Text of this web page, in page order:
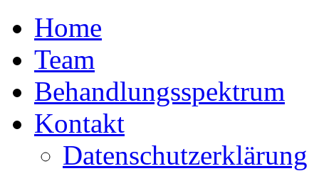
Home
Team
Behandlungsspektrum
Kontakt
Datenschutzerklärung